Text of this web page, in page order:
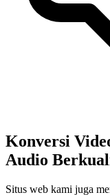
Konversi
Audio
Situs web kami juga